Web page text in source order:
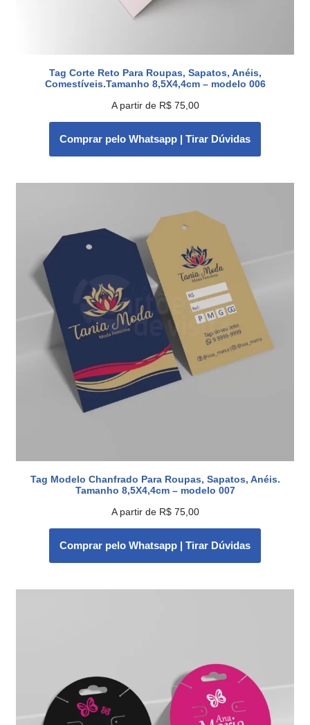
Tag Corte Reto Para Roupas, Sapatos, Anéis,
Comestíveis.Tamanho 8,5X4,4cm – modelo 006
A partir de R$75,00
Comprar pelo Whatsapp | Tirar Dúvidas
Tag Modelo Chanfrado Para Roupas, Sapatos, Anéis.
Tamanho 8,5X4,4cm – modelo 007
A partir de R$75,00
Comprar pelo Whatsapp | Tirar Dúvidas